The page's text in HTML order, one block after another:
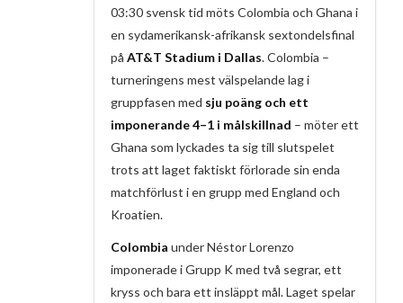
03:30 svensk tid möts Colombia och Ghana i
en sydamerikansk-afrikansk sextondelsfinal
på AT&T Stadium i Dallas. Colombia –
turneringens mest välspelande lag i
gruppfasen med sju poäng och ett
imponerande 4–1 i målskillnad – möter ett
Ghana som lyckades ta sig till slutspelet
trots att laget faktiskt förlorade sin enda
matchförlust i en grupp med England och
Kroatien.
Colombia under Néstor Lorenzo
imponerade i Grupp K med två segrar, ett
kryss och bara ett insläppt mål. Laget spelar